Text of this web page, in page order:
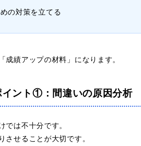
の対策を立てる
成績アップの材料」になります。
ント①：間違いの原因分析
では不十分です。
させることが大切です。